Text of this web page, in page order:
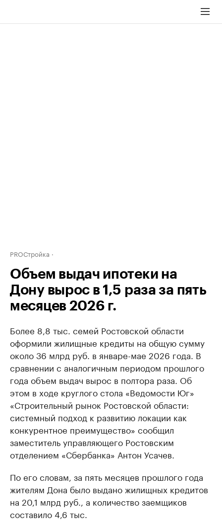
PROСтройка
Объем выдач ипотеки на
Дону вырос в 1,5 раза за пять
месяцев 2026 г.
Более 8,8 тыс. семей Ростовской области
оформили жилищные кредиты на общую сумму
около 36 млрд руб. в январе-мае 2026 года. В
сравнении с аналогичным периодом прошлого
года объем выдач вырос в полтора раза. Об
этом в ходе круглого стола «Ведомости Юг»
«Строительный рынок Ростовской области:
системный подход к развитию локации как
конкурентное преимущество» сообщил
заместитель управляющего Ростовским
отделением «Сбербанка» Антон Усачев.
По его словам, за пять месяцев прошлого года
жителям Дона было выдано жилищных кредитов
на 20,1 млрд руб., а количество заемщиков
составило 4,6 тыс.